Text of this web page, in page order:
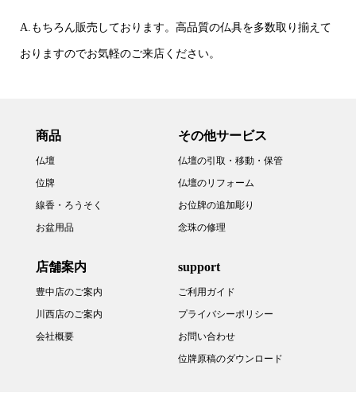
A.もちろん販売しております。高品質の仏具を多数取り揃えて
おりますのでお気軽のご来店ください。
商品
仏壇
位牌
線香・ろうそく
お盆用品
その他サービス
仏壇の引取・移動・保管
仏壇のリフォーム
お位牌の追加彫り
念珠の修理
店舗案内
豊中店のご案内
川西店のご案内
会社概要
support
ご利用ガイド
プライバシーポリシー
お問い合わせ
位牌原稿のダウンロード